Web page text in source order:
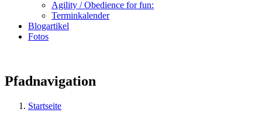
Agility / Obedience for fun:
Terminkalender
Blogartikel
Fotos
Pfadnavigation
Startseite